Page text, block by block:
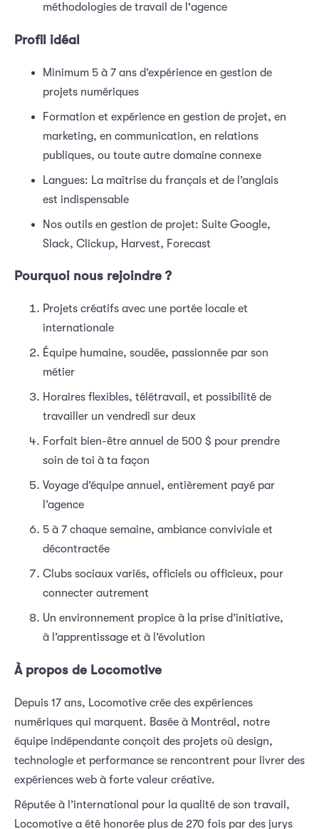
méthodologies de travail de l'agence
Profil idéal
Minimum 5 à 7 ans d’expérience en gestion de
projets numériques
Formation et expérience en gestion de projet, en
marketing, en communication, en relations
publiques, ou toute autre domaine connexe
Langues: La maîtrise du français et de l’anglais
est indispensable
Nos outils en gestion de projet: Suite Google,
Slack, Clickup, Harvest, Forecast
Pourquoi nous rejoindre ?
Projets créatifs avec une portée locale et
internationale
Équipe humaine, soudée, passionnée par son
métier
Horaires flexibles, télétravail, et possibilité de
travailler un vendredi sur deux
Forfait bien-être annuel de 500 $ pour prendre
soin de toi à ta façon
Voyage d’équipe annuel, entièrement payé par
l’agence
5 à 7 chaque semaine, ambiance conviviale et
décontractée
Clubs sociaux variés, officiels ou officieux, pour
connecter autrement
Un environnement propice à la prise d’initiative,
à l’apprentissage et à l’évolution
À propos de Locomotive
Depuis 17 ans, Locomotive crée des expériences
numériques qui marquent. Basée à Montréal, notre
équipe indépendante conçoit des projets où design,
technologie et performance se rencontrent pour livrer des
expériences web à forte valeur créative.
Réputée à l’international pour la qualité de son travail,
Locomotive a été honorée plus de 270 fois par des jurys